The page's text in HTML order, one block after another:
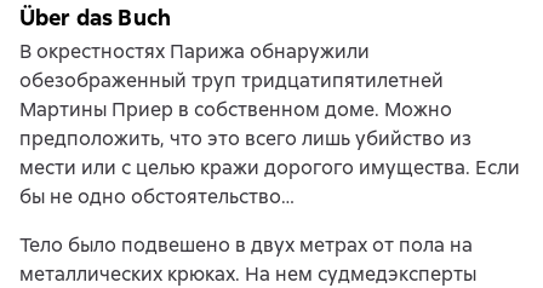
Über das Buch
В окрестностях Парижа обнаружили
обезображенный труп тридцатипятилетней
Мартины Приер в собственном доме. Можно
предположить, что это всего лишь убийство из
мести или с целью кражи дорогого имущества. Если
бы не одно обстоятельство…
Тело было подвешено в двух метрах от пола на
металлических крюках. На нем судмедэксперты